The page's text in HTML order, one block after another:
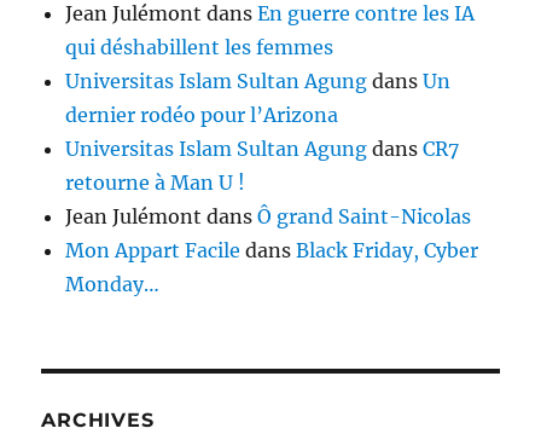
Jean Julémont dansEn guerre contre les IA
qui déshabillent les femmes
Universitas Islam Sultan Agung dansUn
dernier rodéo pour l’Arizona
Universitas Islam Sultan Agung dansCR7
retourne à Man U !
Jean Julémont dansÔ grand Saint-Nicolas
Mon Appart Facile dansBlack Friday, Cyber
Monday…
ARCHIVES